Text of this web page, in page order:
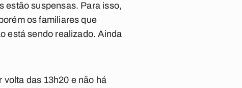
estão suspensas. Para isso,
os familiares que
está sendo realizado. Ainda
das 13h20 e não há